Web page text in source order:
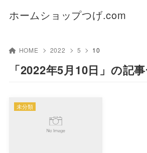
ホームショップつげ.com
HOME 2022 5 10
「2022年5月10日」の記
未分類